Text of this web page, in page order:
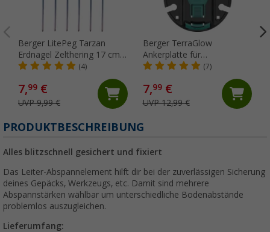
Berger LitePeg Tarzan
Erdnagel Zelthering 17 cm
aus Stahl für weiche Böden,
(4)
7,99 €
UVP 9,99 €
Berger TerraGlow
Ankerplatte für
Markisenfüße (1 Stück)
(7)
7,99€
UVP 12,99 €
PRODUKTBESCHREIBUNG
Alles blitzschnell gesichert und fixiert
Das Leiter-Abspannelement hilft dir bei der zuverlässigen Sicherung
deines Gepäcks, Werkzeugs, etc. Damit sind mehrere
Abspannstärken wählbar um unterschiedliche Bodenabstände
problemlos auszugleichen.
Lieferumfang: